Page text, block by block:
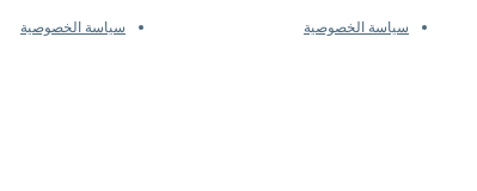
سياسة الخصوصية سياسة الخصوصية